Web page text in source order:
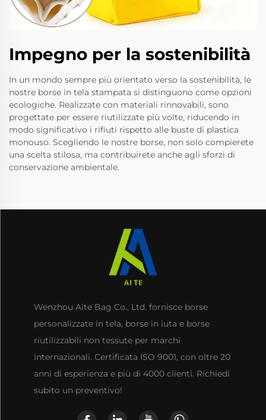
Impegno per la sostenibilità
In un mondo sempre più orientato verso la sostenibilità, le
nostre borse in tela stampata si distinguono come opzioni
ecologiche. Realizzate con materiali rinnovabili, sono
progettate per essere riutilizzate più volte, riducendo in
modo significativo i rifiuti rispetto alle buste di plastica
monouso. Scegliendo le nostre borse, non solo compierete
una scelta stilosa, ma contribuirete anche agli sforzi di
conservazione ambientale.
Wenzhou Aite Bag Co., Ltd. fornisce borse
personalizzate in tela, borse in iuta e borse
riutilizzabili non tessute per marchi
internazionali. Certificata ISO 9001, con oltre 20
anni di esperienza e più di 4000 clienti. Richiedi
subito un preventivo!